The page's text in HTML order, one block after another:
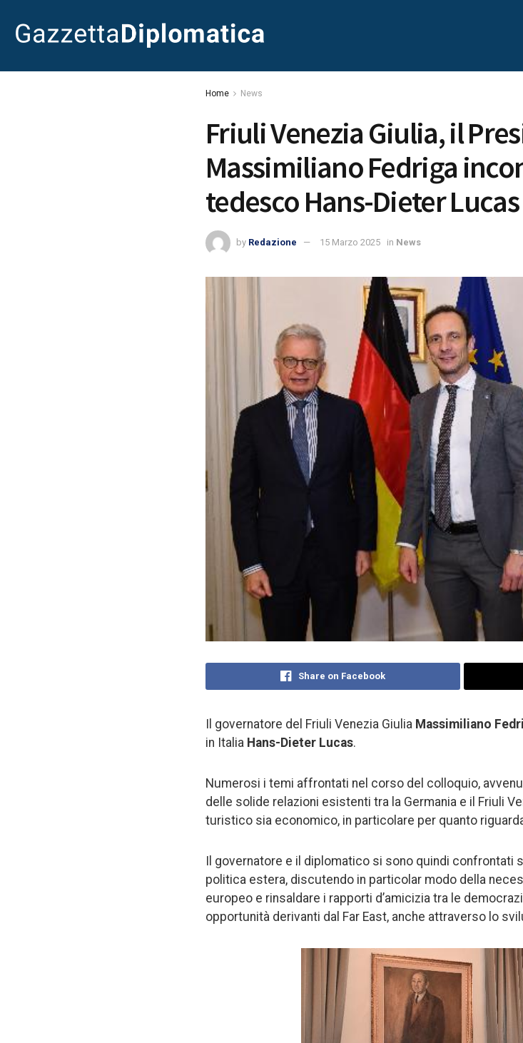
Home News
Friuli Venezia Giulia, il
Massimiliano Fedriga
tedesco Hans-Dieter Lucas
by Redazione 15 Marzo 2025 in News
Share on Facebook
Il governatore del Friuli Venezia Giulia Massimiliano
in Italia Hans-Dieter Lucas.
Numerosi i temi affrontati nel corso del colloquio,
delle solide relazioni esistenti tra la Germania e il Friuli
turistico sia economico, in particolare per quanto
Il governatore e il diplomatico si sono quindi confrontati
politica estera, discutendo in particolar modo della
europeo e rinsaldare i rapporti d’amicizia tra le
opportunità derivanti dal Far East, anche attraverso lo